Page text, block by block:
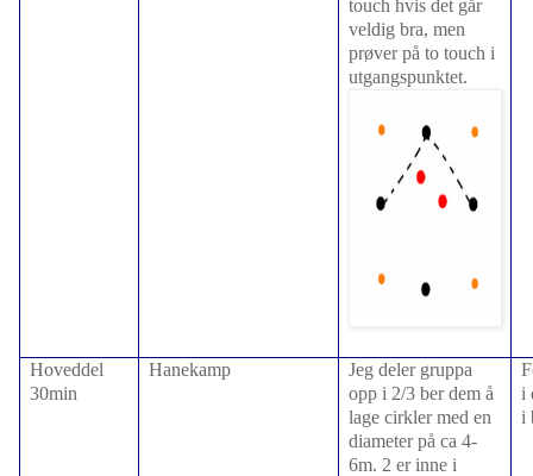
touch hvis det går
veldig bra, men
prøver på to touch i
utgangspunktet.
Hoveddel
30min
Hanekamp
Jeg deler gruppa
opp i 2/3 ber dem å
lage cirkler med en
diameter på ca 4-
6m. 2 er inne i
i
i